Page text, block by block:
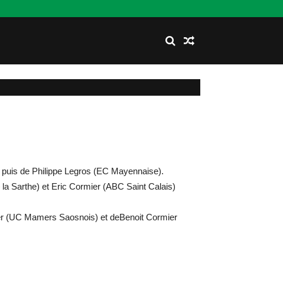
de Philippe Legros (EC Mayennaise).
Sarthe) et Eric Cormier (ABC Saint Calais)
(UC Mamers Saosnois) et deBenoit Cormier